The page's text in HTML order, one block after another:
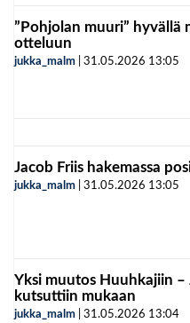
”Pohjolan muuri” hyvällä
otteluun
jukka_malm 31.05.2026 13:05
Jacob Friis hakemassa
jukka_malm 31.05.2026 13:05
Yksi muutos Huuhkajiin –
kutsuttiin mukaan
jukka_malm 31.05.2026 13:04